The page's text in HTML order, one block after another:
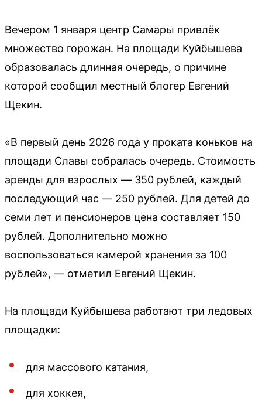
Вечером 1 января центр Самары привлёк
множество горожан. На площади Куйбышева
образовалась длинная очередь, о причине
которой сообщил местный блогер Евгений
Щекин.
«В первый день 2026 года у проката коньков на
площади Славы собралась очередь. Стоимость
аренды для взрослых — 350 рублей, каждый
последующий час — 250 рублей. Для детей до
семи лет и пенсионеров цена составляет 150
рублей. Дополнительно можно
воспользоваться камерой хранения за 100
рублей», — отметил Евгений Щекин.
На площади Куйбышева работают три ледовых
площадки:
для массового катания,
для хоккея,